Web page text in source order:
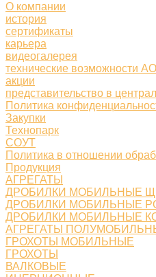
О компании
история
сертификаты
карьера
видеогалерея
технические возможности
акции
представительство в
Политика
Закупки
Технопарк
СОУТ
Политика в отношении
Продукция
АГРЕГАТЫ
ДРОБИЛКИ МОБИЛЬНЫЕ
ДРОБИЛКИ МОБИЛЬНЫЕ
ДРОБИЛКИ МОБИЛЬНЫЕ
АГРЕГАТЫ
ГРОХОТЫ МОБИЛЬНЫЕ
ГРОХОТЫ
ВАЛКОВЫЕ